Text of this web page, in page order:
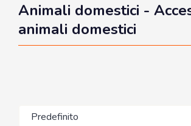
Animali domestici -
animali domestici